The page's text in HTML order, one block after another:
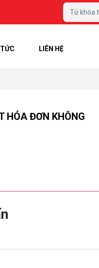
LIÊN HỆ
HÓA ĐƠN KHÔNG